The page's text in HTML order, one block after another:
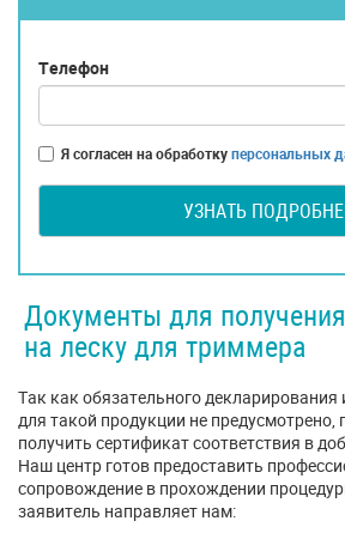
Телефон
Я согласен на обработкуперсональных
УЗНАТЬ
Документы для
на леску для триммера
Так как обязательного
для такой продукции не
получить сертификат соответствия в
Наш центр готов предоставить
сопровождение в прохождении
заявитель направляет нам: